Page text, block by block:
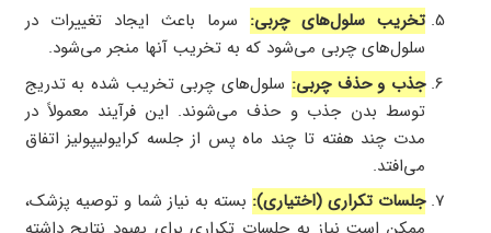
تخریب سلول‌های چربی: سرما باعث ایجاد تغییرات در
سلول‌های چربی می‌شود که به تخریب آنها منجر می‌شود.
جذب و حذف چربی: سلول‌های چربی تخریب شده به تدریج
توسط بدن جذب و حذف می‌شوند. این فرآیند معمولاً در
مدت چند هفته تا چند ماه پس از جلسه کرایولیپولیز اتفاق
می‌افتد.
جلسات تکراری (اختیاری): بسته به نیاز شما و توصیه پزشک،